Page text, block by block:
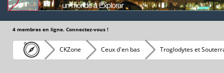
4 membres en ligne. Connectez-vous !
CKZone Ceux d'en bas Troglodytes et